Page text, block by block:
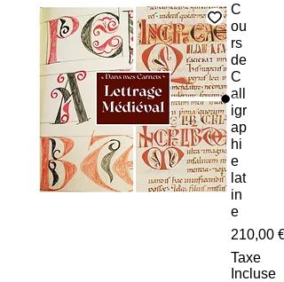
C
ou
rs
de
C
all
igr
ap
hi
e
lat
in
e
210,00 €
Taxe
Incluse